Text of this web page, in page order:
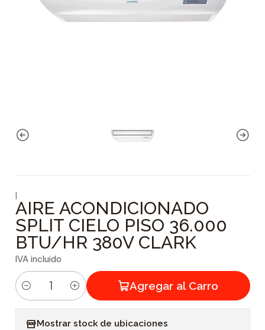
|
AIRE ACONDICIONADO
SPLIT CIELO PISO 36.000
BTU/HR 380V CLARK
IVA incluido
C
Agregar al Carro
Mostrar stock de ubicaciones